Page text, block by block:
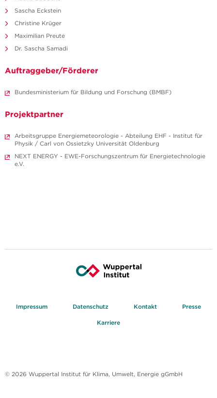
Sascha Eckstein
Christine Krüger
Maximilian Preute
Dr. Sascha Samadi
Auftraggeber/Förderer
Bundesministerium für Bildung und Forschung (BMBF)
Projektpartner
Arbeitsgruppe Energiemeteorologie - Abteilung EHF - Institut für
Physik / Carl von Ossietzky Universität Oldenburg
NEXT ENERGY - EWE-Forschungszentrum für Energietechnologie
e.V.
Impressum Datenschutz Kontakt Presse
Karriere
© 2026 Wuppertal Institut für Klima, Umwelt, Energie gGmbH